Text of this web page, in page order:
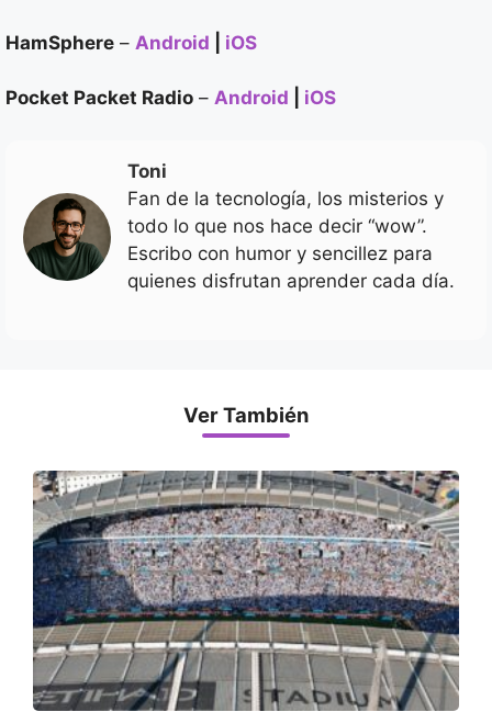
HamSphere – Android iOS
Pocket Packet Radio – Android iOS
Toni
Fan de la tecnología, los misterios y
todo lo que nos hace decir “wow”.
Escribo con humor y sencillez para
quienes disfrutan aprender cada día.
Ver También